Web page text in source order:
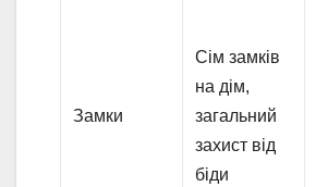
Замки
Сім замків
на дім,
загальний
захист від
біди